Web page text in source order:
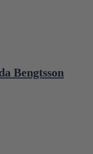
Bengtsson